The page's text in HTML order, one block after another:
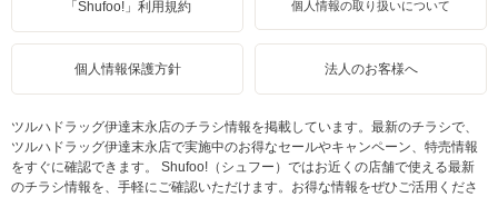
「Shufoo!」利用規約 個人情報の取り扱いについて
個人情報保護方針 法人のお客様へ
ツルハドラッグ伊達末永店のチラシ情報を掲載しています。最新のチラシで、
ツルハドラッグ伊達末永店で実施中のお得なセールやキャンペーン、特売情報
をすぐに確認できます。 Shufoo!（シュフー）ではお近くの店舗で使える最新
のチラシ情報を、手軽にご確認いただけます。お得な情報をぜひご活用くださ